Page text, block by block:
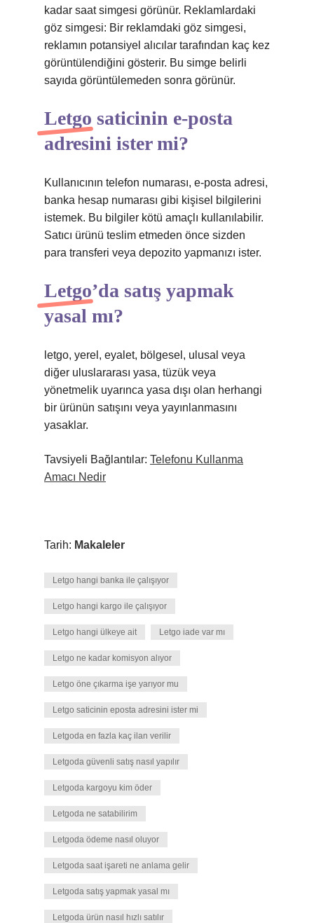
kadar saat simgesi görünür. Reklamlardaki
göz simgesi: Bir reklamdaki göz simgesi,
reklamın potansiyel alıcılar tarafından kaç kez
görüntülendiğini gösterir. Bu simge belirli
sayıda görüntülemeden sonra görünür.
Letgo saticinin e-posta
adresini ister mi?
Kullanıcının telefon numarası, e-posta adresi,
banka hesap numarası gibi kişisel bilgilerini
istemek. Bu bilgiler kötü amaçlı kullanılabilir.
Satıcı ürünü teslim etmeden önce sizden
para transferi veya depozito yapmanızı ister.
Letgo’da satış yapmak
yasal mı?
letgo, yerel, eyalet, bölgesel, ulusal veya
diğer uluslararası yasa, tüzük veya
yönetmelik uyarınca yasa dışı olan herhangi
bir ürünün satışını veya yayınlanmasını
yasaklar.
Tavsiyeli Bağlantılar: Telefonu Kullanma
Amacı Nedir
Tarih: Makaleler
Letgo hangi banka ile çalışıyor
Letgo hangi kargo ile çalışıyor
Letgo hangi ülkeye ait Letgo iade var mı
Letgo ne kadar komisyon alıyor
Letgo öne çıkarma işe yarıyor mu
Letgo saticinin eposta adresini ister mi
Letgoda en fazla kaç ilan verilir
Letgoda güvenli satış nasıl yapılır
Letgoda kargoyu kim öder
Letgoda ne satabilirim
Letgoda ödeme nasıl oluyor
Letgoda saat işareti ne anlama gelir
Letgoda satış yapmak yasal mı
Letgoda ürün nasıl hızlı satılır